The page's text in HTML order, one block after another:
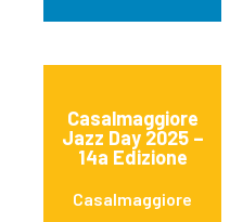
Casalmaggiore
Jazz Day 2025 –
14a Edizione
Casalmaggiore